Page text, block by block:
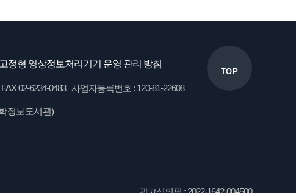
고정형 영상정보처리기기 운영 관리 방침
02-6234-0483 사업자등록번호 : 120-81-22608
정보도서관)
TOP